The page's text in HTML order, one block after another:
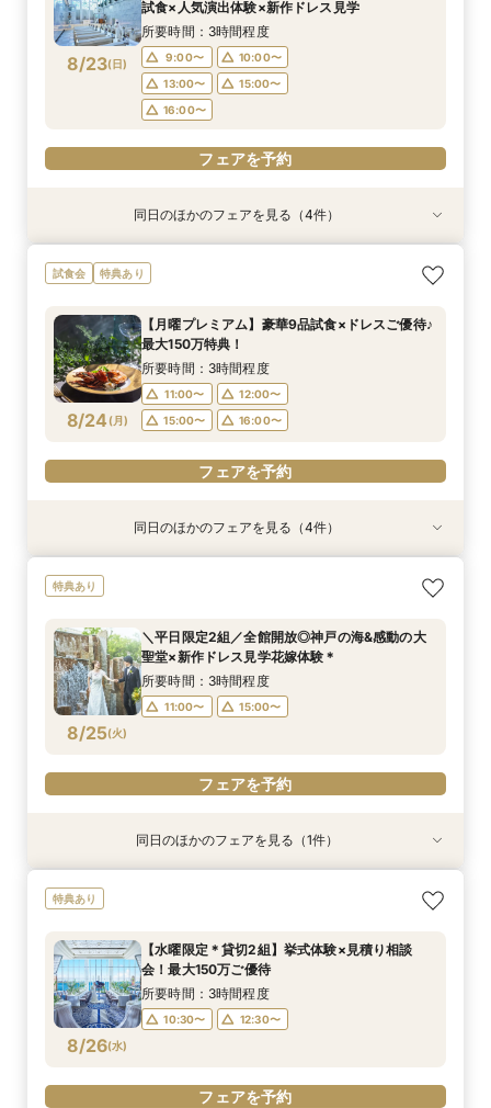
8/22(土 13:00〜
15:00〜
16:00〜
フェアを予約
8/22(土 13:00〜
15:00〜
16:00〜
フェアを予約
8/22(土 13:00〜
15:00〜
16:00〜
フェアを予約
8/22(土 13:00〜
15:00〜
16:00〜
フェアを予約
8/22(土
13:00〜
15:00〜
16:00〜
フェアを予約
8/23(日)
試食×人気演出体験×新作ドレス見学
所要時間：3時間程度
9:00〜
10:00〜
13:00〜
15:00〜
16:00〜
フェアを予約
特典あり
8/23(日)
【少人数×贅沢婚】20名〜叶う上質なおもてなし
＊絶景オーシャンビュー＆4万円牛フィレ試食
9:00〜
13:00〜
15:00〜
16:00〜
特典あり
8/23(日)
【2件目以降の見学歓迎】他館の見積持参で挙式
料プレゼント×本音の見積比較フェア
9:00〜
13:00〜
15:00〜
16:00〜
特典あり
8/23(日)
＼お料理重視の方へ／ミシュランキー獲得★美食
堪能×絶景オーシャンビューでの感動演出体験♪
9:00〜
13:00〜
15:00〜
16:00〜
特典あり
8/23(日)
＼安心◎初見学ならこちら！／贅沢試食＊5万円
相当GIFT&最大150万円特典
9:00〜
13:00〜
15:00〜
16:00〜
同日のほかのフェアを見る（4件）
試食会 特典あり
8/24 (月)
【月曜プレミアム】豪華9品試食×ドレスご優待♪
最大150万特典！
所要時間：3時間程度
11:00〜
12:00〜
15:00〜
16:00〜
フェアを予約
8/24(月)
【お仕事終わり＊最短120分】挙式体験×見積り
17:00〜
特典あり
8/24(月)
【平日限定】最大150万円特典＊神戸の美景と美
11:00〜
12:00〜
15:00〜
特典あり
8/24(月)
＼初見学で5万円分ギフト／美景＆試食付ファー
11:00〜
12:00〜
15:00〜
16:00〜
特典あり
8/24(月)
少人数プラン相談会＊20名様～美食＆人気ドレ
11:00〜
12:00〜
15:00〜
16:00〜
同日のほかのフェアを見る（4件）
特典あり
8/25(火)
＼平日限定2組／全館開放◎神戸の海&感動の大
聖堂×新作ドレス見学花嫁体験＊
所要時間：3時間程度
11:00〜 15:00〜
フェアを予約
8/25(火)
【火曜限定＊貸切2組】挙式体験×見積り相談会*
10:30〜 12:30〜
同日のほかのフェアを見る（1件）
特典あり
8/26(水)
【水曜限定＊貸切2組】挙式体験×見積り相談
会！最大150万ご優待
所要時間：3時間程度
10:30〜 12:30〜
フェアを予約